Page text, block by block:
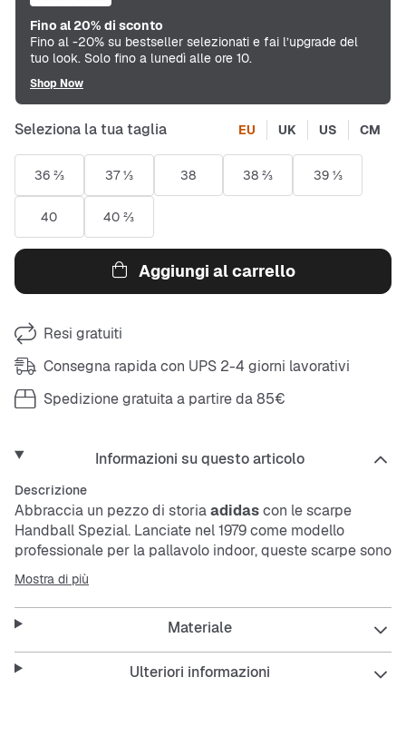
Fino al 20% di sconto
Fino al -20% su bestseller selezionati e fai l’upgrade del
tuo look. Solo fino a lunedì alle ore 10.
Shop Now
Seleziona la tua taglia EU UK US CM
36 ⅔ 37 ⅓ 38 38 ⅔ 39 ⅓
40 40 ⅔
Aggiungi al carrello
Resi gratuiti
Consegna rapida con UPS 2-4 giorni lavorativi
Spedizione gratuita a partire da 85€
Informazioni su questo articolo
Descrizione
Abbraccia un pezzo di storiaadidascon le scarpe
Handball Spezial. Lanciate nel 1979 come modello
professionale per la pallavolo indoor, queste scarpe sono
diventate un must del lifestyle, amate per la loro
silhouette iconica e la praticità intramontabile.
Questa ultima edizione si ispira a una vivace palette di
colori tratta dagli archiviadidas, offrendo tonalità
fresche che illuminano le giornate invernali e rendono lo
Mostra di più
Materiale
Ulteriori informazioni